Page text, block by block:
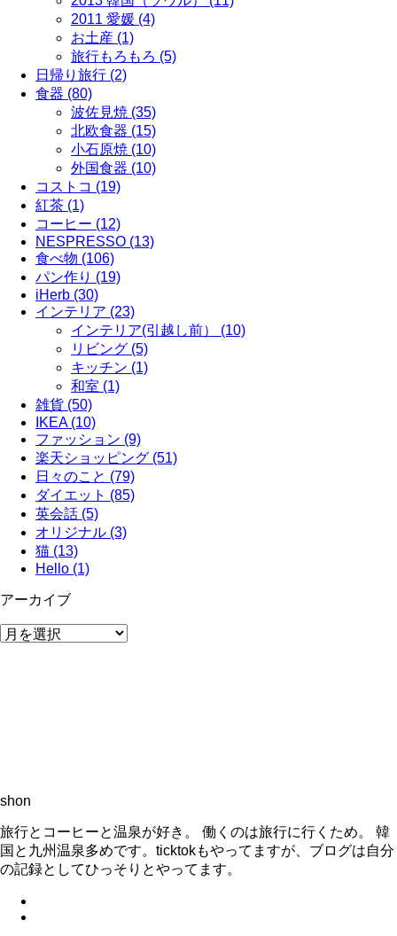
2011 愛媛 (4)
お土産 (1)
旅行もろもろ (5)
日帰り旅行 (2)
食器 (80)
波佐見焼 (35)
北欧食器 (15)
小石原焼 (10)
外国食器 (10)
コストコ (19)
紅茶 (1)
コーヒー (12)
NESPRESSO (13)
食べ物 (106)
パン作り (19)
iHerb (30)
インテリア (23)
インテリア(引越し前） (10)
リビング (5)
キッチン (1)
和室 (1)
雑貨 (50)
IKEA (10)
ファッション (9)
楽天ショッピング (51)
日々のこと (79)
ダイエット (85)
英会話 (5)
オリジナル (3)
猫 (13)
Hello (1)
アーカイブ
ア
shon
旅行とコーヒーと温泉が好き。 働くのは旅行に行くため。 韓
国と九州温泉多めです。ticktokもやってますが、ブログは自分
の記録としてひっそりとやってます。